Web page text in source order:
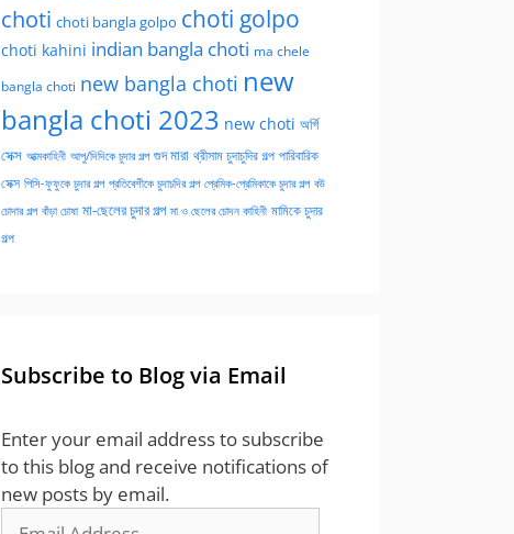
choti choti bangla golpo choti golpo
choti kahini indian bangla choti ma chele
bangla choti new bangla choti new
bangla choti 2023 new choti অর্গি
সেক্স আত্মকাহিনী আপু/দিদিকে চুদার গল্প গুদ মারা থ্রীসাম চুদাচুদির গল্প পারিবারিক
সেক্স পিসি-ফুফুকে চুদার গল্প প্রতিবেশীকে চুদাচদির গল্প প্রেমিক-প্রেমিকাকে চুদার গল্প বউ
চোদার গল্প বাঁড়া চোষা মা-ছেলের চুদার গল্প মা ও ছেলের চোদন কাহিনী মামিকে চুদার
গল্প
Subscribe to Blog via Email
Enter your email address to subscribe
to this blog and receive notifications of
new posts by email.